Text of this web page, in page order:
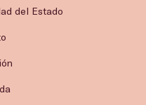
del Estado